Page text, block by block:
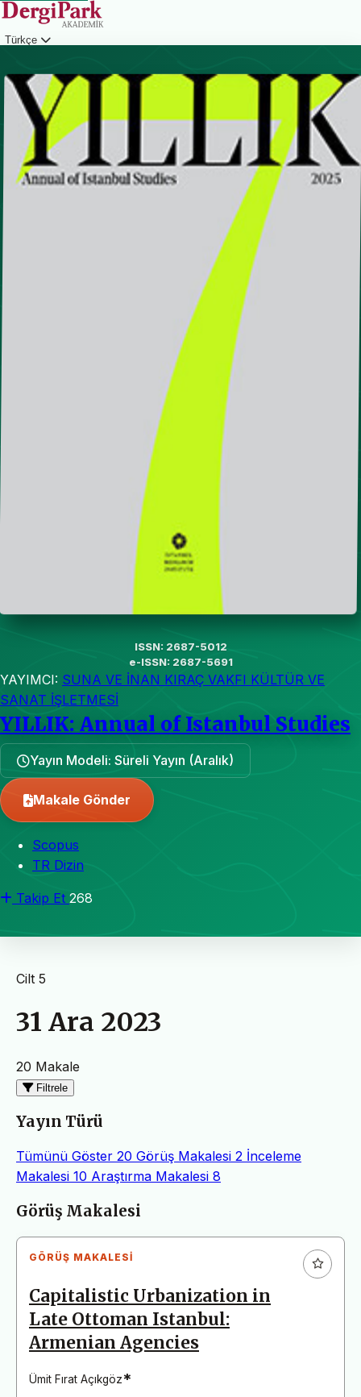
Türkçe
ISSN: 2687-5012
e-ISSN: 2687-5691
YAYIMCI: SUNA VE İNAN KIRAÇ VAKFI KÜLTÜR VE
SANAT İŞLETMESİ
YILLIK: Annual of Istanbul Studies
Yayın Modeli: Süreli Yayın (Aralık)
Makale Gönder
Scopus
TR Dizin
Takip Et 268
Cilt 5
31 Ara 2023
20 Makale
Filtrele
Yayın Türü
Tümünü Göster 20 Görüş Makalesi 2 İnceleme
Makalesi 10 Araştırma Makalesi 8
Makaleler
Görüş Makalesi
GÖRÜŞ MAKALESI
Capitalistic Urbanization in
Late Ottoman Istanbul:
Armenian Agencies
Ümit Fırat Açıkgöz*